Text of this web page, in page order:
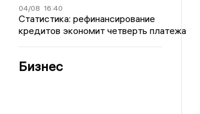
04/08 16:40
Статистика: рефинансирование
кредитов экономит четверть платежа
Бизнес